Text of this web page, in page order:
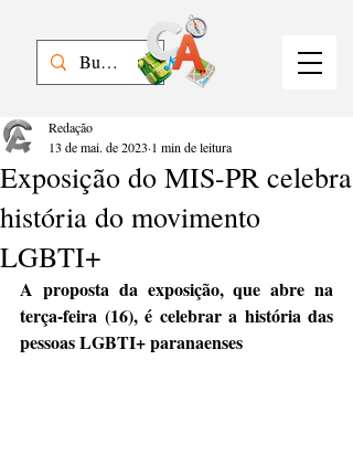
Exposição do MIS-PR celebra
história do movimento
LGBTI+
Redação
13 de mai. de 2023 1 min de leitura
A proposta da exposição, que abre na
terça-feira (16), é celebrar a história das
pessoas LGBTI+ paranaenses